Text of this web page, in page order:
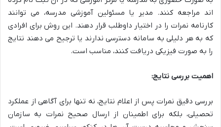
اند مراجعه کنند. مدیر یا مسئولین آموزشی مدرسه، می توانند
کارنامه نمرات را در اختیار داوطلب قرار دهند. این روش برای افرادی
که به هر دلیلی به سامانه دسترسی ندارند یا ترجیح می دهند نتایج
را به صورت فیزیکی دریافت کنند، مناسب است.
اهمیت بررسی نتایج:
بررسی دقیق نمرات پس از اعلام نتایج، نه تنها برای آگاهی از عملکرد
تحصیلی، بلکه برای اطمینان از ارسال صحیح نمرات به سازمان